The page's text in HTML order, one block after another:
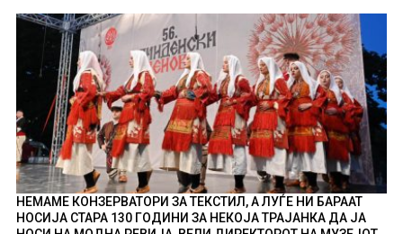
НЕМАМЕ КОНЗЕРВАТОРИ ЗА ТЕКСТИЛ, А ЛУЃЕ НИ БАРААТ
НОСИЈА СТАРА 130 ГОДИНИ ЗА НЕКОЈА ТРАЈАНКА ДА ЈА